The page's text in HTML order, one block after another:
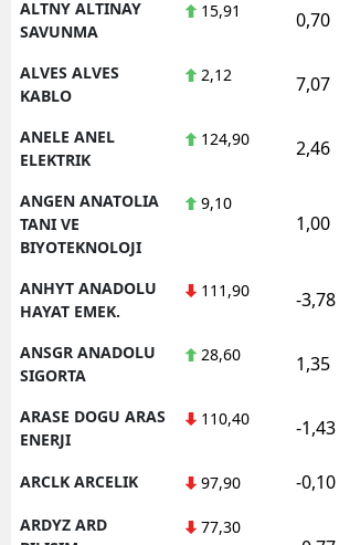
ALTNY ALTINAY
SAVUNMA
15,91 0,70
ALVES ALVES
KABLO
2,12 7,07
ANELE ANEL
ELEKTRIK
124,90 2,46
ANGEN ANATOLIA
TANI VE
BIYOTEKNOLOJI
9,10
1,00
ANHYT ANADOLU
HAYAT EMEK.
111,90 -3,78
ANSGR ANADOLU
SIGORTA
28,60 1,35
ARASE DOGU ARAS
ENERJI
110,40 -1,43
ARCLK ARCELIK 97,90 -0,10
ARDYZ ARD
77,30